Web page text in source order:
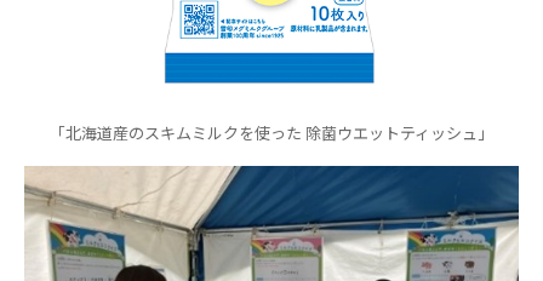
「北海道産のスキムミルクを使った 除菌ウエットティッシュ」